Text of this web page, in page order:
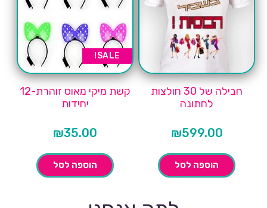
חבילה של 30 חולצות
לחתונה
₪599.00
הוספה לסל
SALE!
קשת מיקי מאוס זוהרת-12
יחידות
₪35.00
הוספה לסל